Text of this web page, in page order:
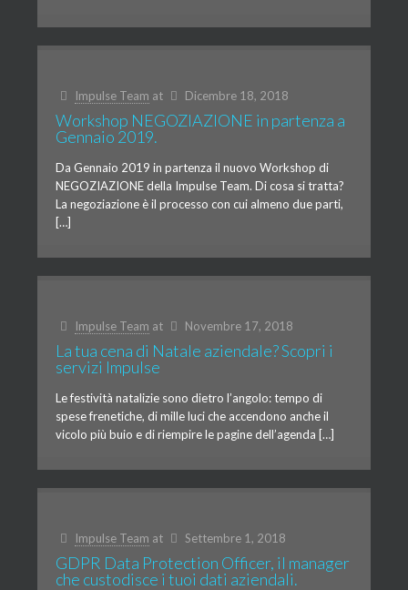
Impulse Team at Dicembre 18, 2018
Workshop NEGOZIAZIONE in partenza a
Gennaio 2019.
Da Gennaio 2019 in partenza il nuovo Workshop di
NEGOZIAZIONE della Impulse Team. Di cosa si tratta?
La negoziazione è il processo con cui almeno due parti,
[…]
Impulse Team at Novembre 17, 2018
La tua cena di Natale aziendale? Scopri i
servizi Impulse
Le festività natalizie sono dietro l’angolo: tempo di
spese frenetiche, di mille luci che accendono anche il
vicolo più buio e di riempire le pagine dell’agenda […]
Impulse Team at Settembre 1, 2018
GDPR Data Protection Officer, il manager
che custodisce i tuoi dati aziendali.